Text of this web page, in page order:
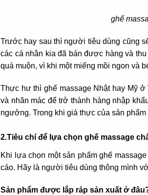
ghế
Trước hay sau thì người tiêu dùng cũng
các cá nhân kia đã bán được hàng và
quá muộn, vì khi một miếng mồi ngon và
Thực hư thì ghế massage Nhật hay Mỹ
và nhãn mác để trở thành hàng nhập
ngưởng. Trong khi giá thực của sản
2.Tiêu chí để lựa chọn ghế massage
Khi lựa chọn một sản phẩm ghế
cáo. Hãy là người tiêu dùng thông mình
Sản phẩm được lắp ráp sản xuất ở